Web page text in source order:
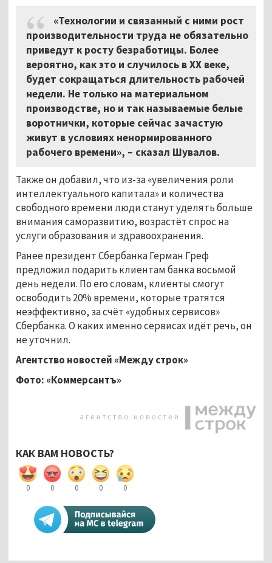
«Технологии и связанный с ними рост
производительности труда не обязательно
приведут к росту безработицы. Более
вероятно, как это и случилось в ХХ веке,
будет сокращаться длительность рабочей
недели. Не только на материальном
производстве, но и так называемые белые
воротнички, которые сейчас зачастую
живут в условиях ненормированного
рабочего времени», – сказал Шувалов.
Также он добавил, что из-за «увеличения роли
интеллектуального капитала» и количества
свободного времени люди станут уделять больше
внимания саморазвитию, возрастёт спрос на
услуги образования и здравоохранения.
Ранее президент Сбербанка Герман Греф
предложил подарить клиентам банка восьмой
день недели. По его словам, клиенты смогут
освободить 20% времени, которые тратятся
неэффективно, за счёт «удобных сервисов»
Сбербанка. О каких именно сервисах идёт речь, он
не уточнил.
Агентство новостей «Между строк»
Фото: «Коммерсантъ»
КАК ВАМ НОВОСТЬ?
0 0 0 0 0